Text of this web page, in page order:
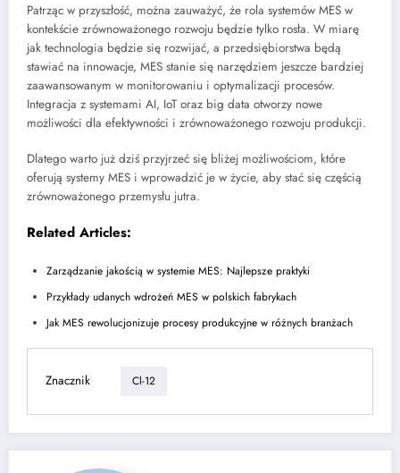
Patrząc w przyszłość, można zauważyć, że rola systemów MES w
kontekście zrównoważonego rozwoju będzie tylko rosła. W miarę
jak technologia będzie się rozwijać, a przedsiębiorstwa będą
stawiać na innowacje, MES stanie się narzędziem jeszcze bardziej
zaawansowanym w monitorowaniu i optymalizacji procesów.
Integracja z systemami AI, IoT oraz big data otworzy nowe
możliwości dla efektywności i zrównoważonego rozwoju produkcji.
Dlatego warto już dziś przyjrzeć się bliżej możliwościom, które
oferują systemy MES i wprowadzić je w życie, aby stać się częścią
zrównoważonego przemysłu jutra.
Related Articles:
Zarządzanie jakością w systemie MES: Najlepsze praktyki
Przykłady udanych wdrożeń MES w polskich fabrykach
Jak MES rewolucjonizuje procesy produkcyjne w różnych branżach
Znacznik Cl-12